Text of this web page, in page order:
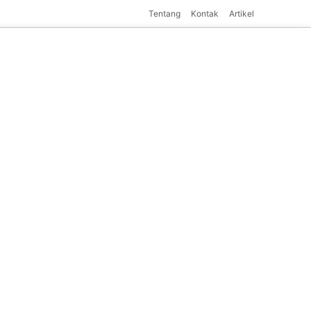
Tentang Kontak Artikel